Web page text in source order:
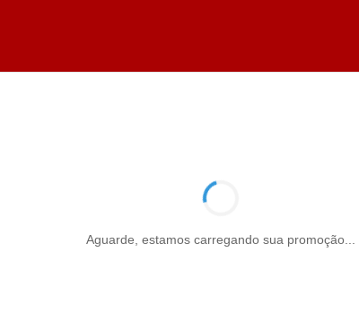
Aguarde, estamos carregando sua promoção...